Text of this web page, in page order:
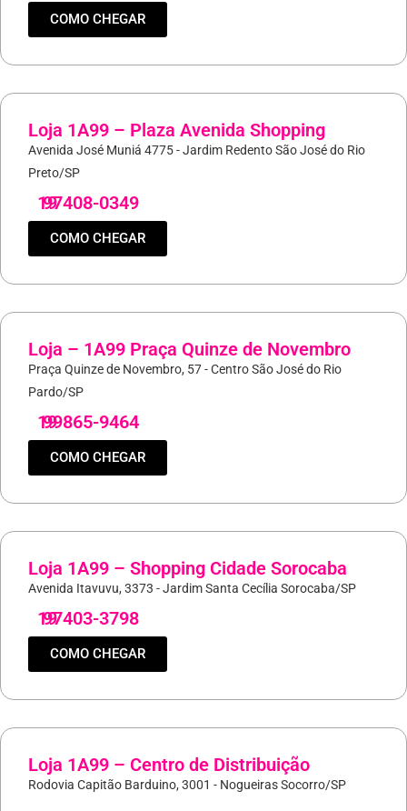
COMO CHEGAR
Loja 1A99 – Plaza Avenida Shopping
Avenida José Muniá 4775 - Jardim Redento São José do Rio
Preto/SP
19
97408-0349
COMO CHEGAR
Loja – 1A99 Praça Quinze de Novembro
Praça Quinze de Novembro, 57 - Centro São José do Rio
Pardo/SP
19
99865-9464
COMO CHEGAR
Loja 1A99 – Shopping Cidade Sorocaba
Avenida Itavuvu, 3373 - Jardim Santa Cecília Sorocaba/SP
19
97403-3798
COMO CHEGAR
Loja 1A99 – Centro de Distribuição
Rodovia Capitão Barduino, 3001 - Nogueiras Socorro/SP